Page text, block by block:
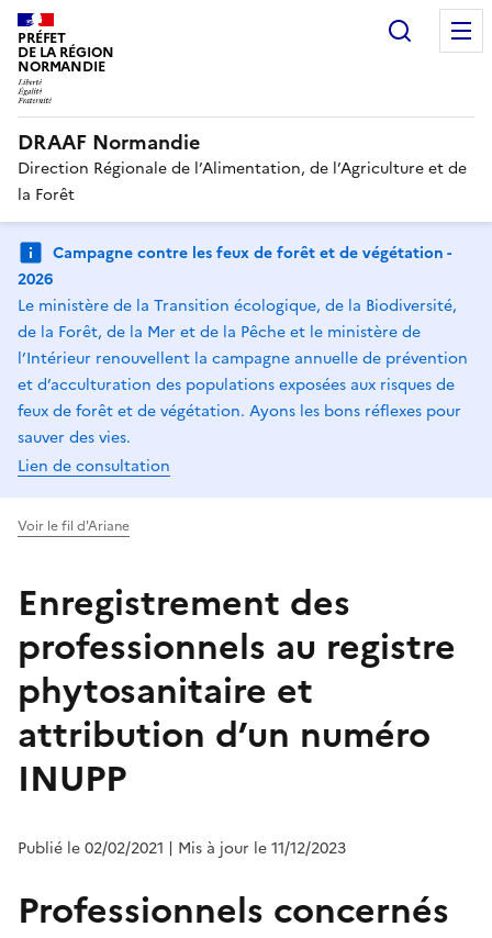
PRÉFET
DE LA RÉGION
NORMANDIE
DRAAF Normandie
Direction Régionale de l’Alimentation, de l’Agriculture et de
la Forêt
Campagne contre les feux de forêt et de végétation -
2026
Le ministère de la Transition écologique, de la Biodiversité,
de la Forêt, de la Mer et de la Pêche et le ministère de
l’Intérieur renouvellent la campagne annuelle de prévention
et d’acculturation des populations exposées aux risques de
feux de forêt et de végétation. Ayons les bons réflexes pour
sauver des vies.
Lien de consultation
Voir le fil d'Ariane
Enregistrement des
professionnels au registre
phytosanitaire et
attribution d’un numéro
INUPP
Publié le 02/02/2021 | Mis à jour le 11/12/2023
Professionnels concernés